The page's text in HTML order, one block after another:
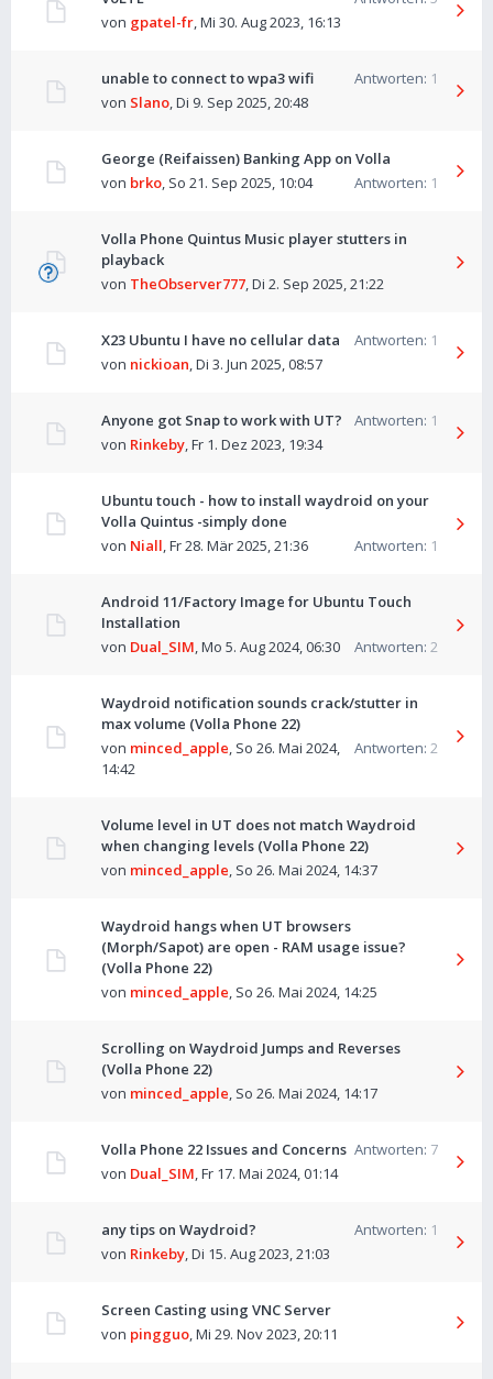
von gpatel-fr,Mi 30. Aug 2023, 16:13
unable to connect to wpa3 wifi Antworten: 1
von Slano,Di 9. Sep 2025, 20:48
George (Reifaissen) Banking App on Volla
Antworten: 1
von brko, So 21. Sep 2025, 10:04
Volla Phone Quintus Music player stutters in
playback
von TheObserver777,Di 2. Sep 2025, 21:22
X23 Ubuntu I have no cellular data Antworten: 1
von nickioan,Di 3. Jun 2025, 08:57
Anyone got Snap to work with UT? Antworten: 1
von Rinkeby,Fr 1. Dez 2023, 19:34
Ubuntu touch - how to install waydroid on your
Volla Quintus -simply done
Antworten: 1
von Niall,Fr 28. Mär 2025, 21:36
Android 11/Factory Image for Ubuntu Touch
Installation
Antworten: 2
von Dual_SIM,Mo 5. Aug 2024, 06:30
Waydroid notification sounds crack/stutter in
max volume (Volla Phone 22)
Antworten: 2
von minced_apple, So 26. Mai 2024,
14:42
Volume level in UT does not match Waydroid
when changing levels (Volla Phone 22)
von minced_apple, So 26. Mai 2024, 14:37
Waydroid hangs when UT browsers
(Morph/Sapot) are open - RAM usage issue?
(Volla Phone 22)
von minced_apple, So 26. Mai 2024, 14:25
Scrolling on Waydroid Jumps and Reverses
(Volla Phone 22)
von minced_apple, So 26. Mai 2024, 14:17
Volla Phone 22 Issues and Concerns Antworten: 7
von Dual_SIM,Fr 17. Mai 2024, 01:14
any tips on Waydroid? Antworten: 1
von Rinkeby,Di 15. Aug 2023, 21:03
Screen Casting using VNC Server
von pingguo,Mi 29. Nov 2023, 20:11